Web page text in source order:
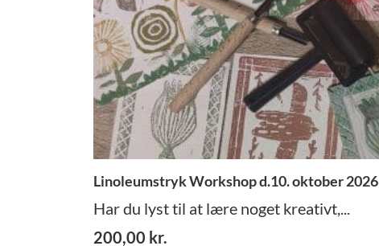
Linoleumstryk Workshop d.10. oktober 2026
Har du lyst til at lære noget kreativt,...
200,00 kr.